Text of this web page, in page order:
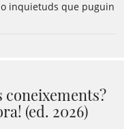
inquietuds que puguin
(ed. 2026)